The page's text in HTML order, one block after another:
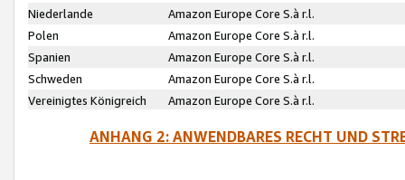
Niederlande
Amazon Europe Core S.à r.l.
Polen
Amazon Europe Core S.à r.l.
Spanien
Amazon Europe Core S.à r.l.
Schweden
Amazon Europe Core S.à r.l.
Vereinigtes Königreich
Amazon Europe Core S.à r.l.
ANHANG 2: ANWENDBARES RECHT UND